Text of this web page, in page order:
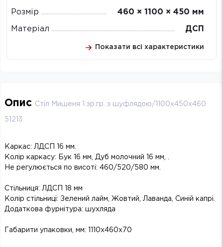
Розмір 460 × 1100 × 450 мм
Матеріал ДСП
Показати всі характеристики
Опис Стіл Мишеня 1 зр.гр. з шуфлядою/1100х450х460
51213
Каркас: ЛДСП 16 мм.
Колір каркасу: Бук 16 мм, Дуб молочний 16 мм, .
Не регулюється по висоті: 460/520/580 мм.
Стільниця: ЛДСП 18 мм
Колір стільниці: Зелений лайм, Жовтий, Лаванда, Синій капрі.
Додаткова фурнітура: шухляда
Габарити упаковки, мм: 1110x460x70